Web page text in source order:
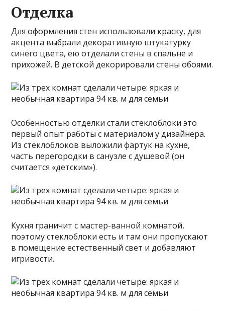
Отделка
Для оформления стен использовали краску, для
акцента выбрали декоративную штукатурку
синего цвета, ею отделали стены в спальне и
прихожей. В детской декорировали стены обоями.
Особенностью отделки стали стеклоблоки это
первый опыт работы с материалом у дизайнера.
Из стеклоблоков выложили фартук на кухне,
часть перегородки в санузле с душевой (он
считается «детским»).
Кухня граничит с мастер-ванной комнатой,
поэтому стеклоблоки есть и там они пропускают
в помещение естественный свет и добавляют
игривости.